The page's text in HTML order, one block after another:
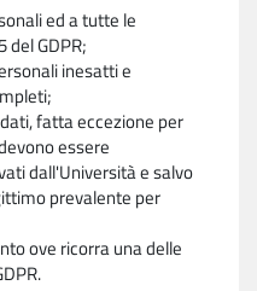
ed a tutte le
del GDPR;
inesatti e
fatta eccezione per
essere
dall'Università e salvo
prevalente per
ove ricorra una delle